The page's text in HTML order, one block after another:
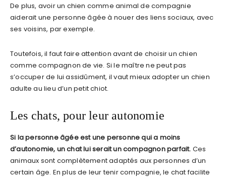
De plus, avoir un chien comme animal de compagnie
aiderait une personne âgée à nouer des liens sociaux, avec
ses voisins, par exemple.
Toutefois, il faut faire attention avant de choisir un chien
comme compagnon de vie. Si le maître ne peut pas
s’occuper de lui assidûment, il vaut mieux adopter un chien
adulte au lieu d’un petit chiot.
Les chats, pour leur autonomie
Si la personne âgée est une personne qui a moins
d’autonomie, un chat lui serait un compagnon parfait. Ces
animaux sont complètement adaptés aux personnes d’un
certain âge. En plus de leur tenir compagnie, le chat facilite